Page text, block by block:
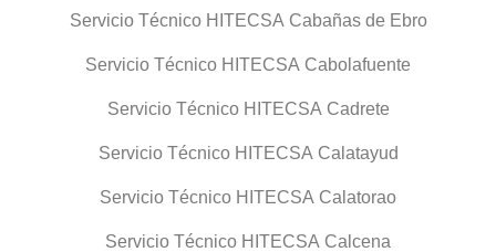
Servicio Técnico HITECSA Cabañas de Ebro
Servicio Técnico HITECSA Cabolafuente
Servicio Técnico HITECSA Cadrete
Servicio Técnico HITECSA Calatayud
Servicio Técnico HITECSA Calatorao
Servicio Técnico HITECSA Calcena